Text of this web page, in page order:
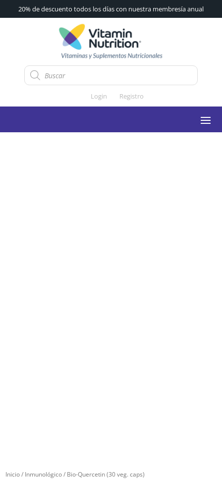
20% de descuento todos los días con nuestra membresía anual
Búsqueda
de
productos
Login
Registro
Inicio/ Inmunológico/ Bio-Quercetin (30 veg. caps)